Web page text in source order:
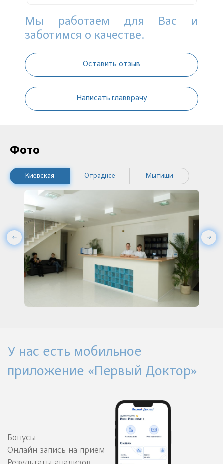
Мы работаем для Вас и
заботимся о качестве.
Оставить отзыв
Написать главврачу
Фото
Киевская Отрадное Мытищи
У нас есть мобильное
приложение «Первый Доктор»
Бонусы
Онлайн запись на прием